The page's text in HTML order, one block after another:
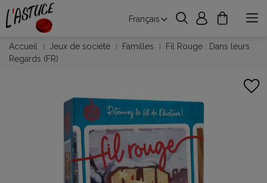
Français
Accueil Jeux de société Familles
Fil Rouge : Dans leurs
Regards (FR)